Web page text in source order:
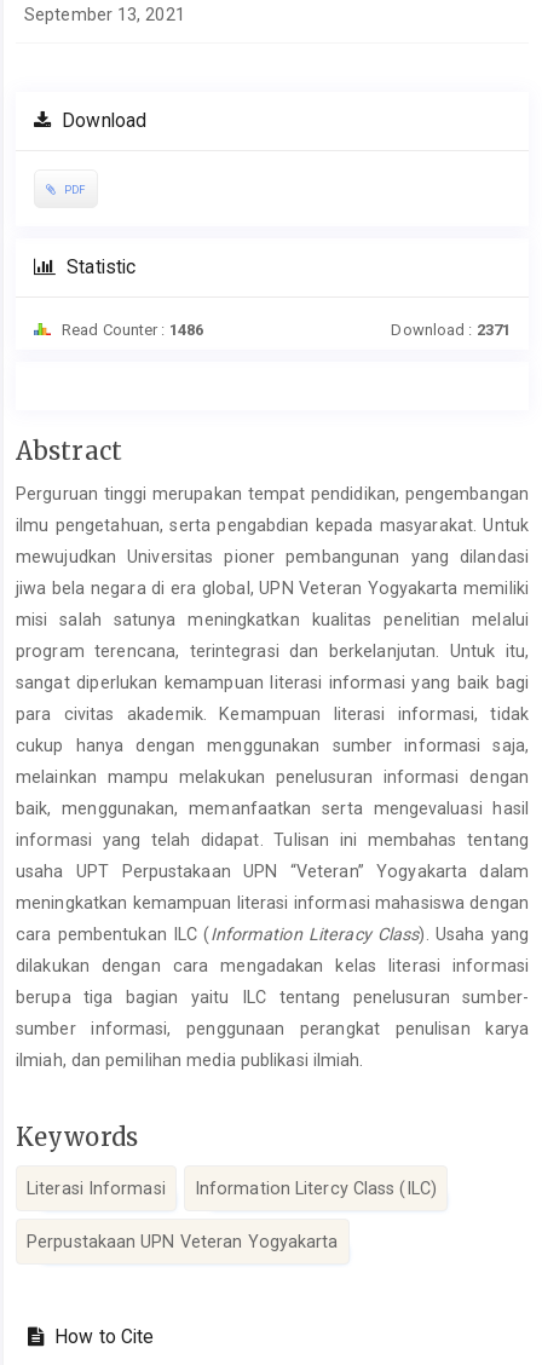
September 13, 2021
Download
PDF
Statistic
Read Counter : 1486 Download : 2371
Main
Content
Abstract
Perguruan tinggi merupakan tempat pendidikan, pengembangan
ilmu pengetahuan, serta pengabdian kepada masyarakat. Untuk
mewujudkan Universitas pioner pembangunan yang dilandasi
jiwa bela negara di era global, UPN Veteran Yogyakarta memiliki
misi salah satunya meningkatkan kualitas penelitian melalui
program terencana, terintegrasi dan berkelanjutan. Untuk itu,
sangat diperlukan kemampuan literasi informasi yang baik bagi
para civitas akademik. Kemampuan literasi informasi, tidak
cukup hanya dengan menggunakan sumber informasi saja,
melainkan mampu melakukan penelusuran informasi dengan
baik, menggunakan, memanfaatkan serta mengevaluasi hasil
informasi yang telah didapat. Tulisan ini membahas tentang
usaha UPT Perpustakaan UPN “Veteran” Yogyakarta dalam
meningkatkan kemampuan literasi informasi mahasiswa dengan
cara pembentukan ILC (Information Literacy Class). Usaha yang
dilakukan dengan cara mengadakan kelas literasi informasi
berupa tiga bagian yaitu ILC tentang penelusuran sumber-
sumber informasi, penggunaan perangkat penulisan karya
ilmiah, dan pemilihan media publikasi ilmiah.
Keywords
Literasi Informasi Information Litercy Class (ILC)
Perpustakaan UPN Veteran Yogyakarta
Details
How to Cite